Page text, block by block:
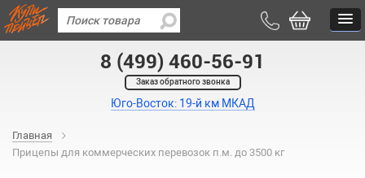
8 (499) 460-56-91
Заказ обратного звонка
Юго-Восток: 19-й км МКАД
Главная
Прицепы для коммерческих перевозок п.м. до 3500 кг